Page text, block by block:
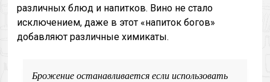
различных блюд и напитков. Вино не стало
исключением, даже в этот «напиток богов»
добавляют различные химикаты.
Брожение останавливается если использовать